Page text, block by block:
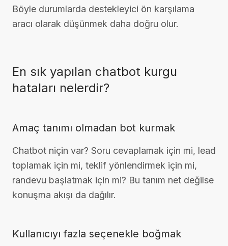
Böyle durumlarda destekleyici ön karşılama
aracı olarak düşünmek daha doğru olur.
En sık yapılan chatbot kurgu
hataları nelerdir?
Amaç tanımı olmadan bot kurmak
Chatbot niçin var? Soru cevaplamak için mi, lead
toplamak için mi, teklif yönlendirmek için mi,
randevu başlatmak için mi? Bu tanım net değilse
konuşma akışı da dağılır.
Kullanıcıyı fazla seçenekle boğmak